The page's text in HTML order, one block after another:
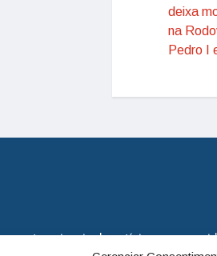
deixa
na
Pedro I
uma terceira via de notícias para os